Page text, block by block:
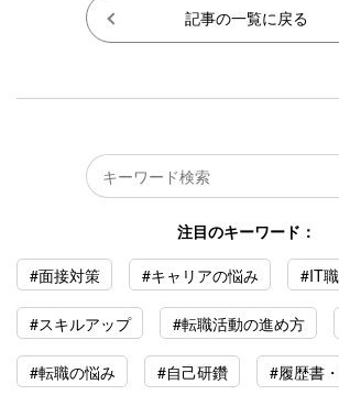
記事の一覧に戻る
注目のキーワード：
#面接対策
#キャリアの悩み #IT
#スキルアップ #転職活動の進め方
#転職の悩み #自己研鑽 #履歴書